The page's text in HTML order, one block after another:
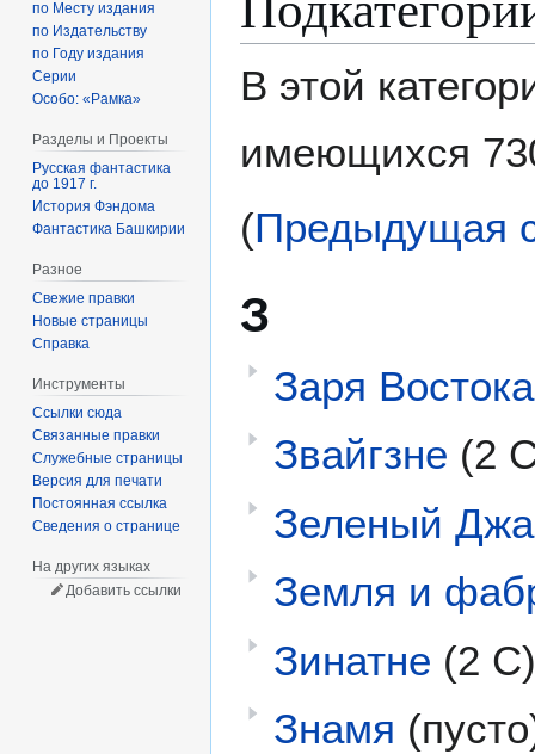
В этой
имеющихся
(Предыдущая
З
Заря Востока
Звайгзне (2
Зеленый
Земля и
Зинатне (2 С)
Знамя
по Месту издания
по Издательству
по Году издания
Серии
Особо: «Рамка»
Разделы и Проекты
Русская фантастика
до 1917 г.
История Фэндома
Фантастика Башкирии
Разное
Свежие правки
Новые страницы
Справка
Инструменты
Ссылки сюда
Связанные правки
Служебные страницы
Версия для печати
Постоянная ссылка
Сведения о странице
На других языках
Добавить ссылки